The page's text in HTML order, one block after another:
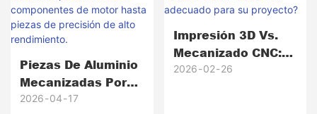
Piezas De Aluminio
Mecanizadas Por
CNC Para Coches
2026 04 17
Impresión 3D Vs.
Mecanizado CNC:
¿Qué Método De
2026 02 26